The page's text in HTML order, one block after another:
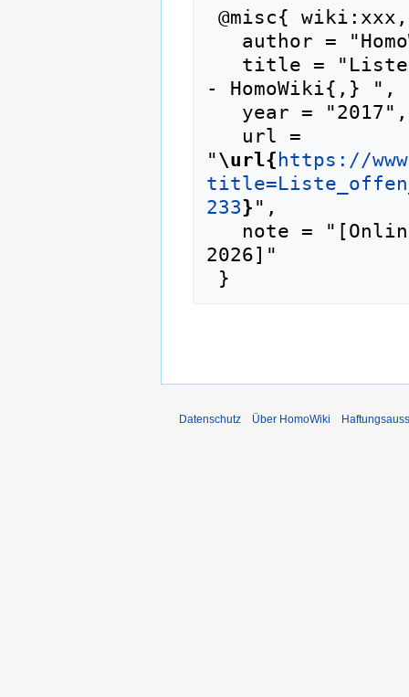
- HomoWiki{,} ",
"\url{ https://
233} ",
2026]"
Datenschutz Über HomoWiki